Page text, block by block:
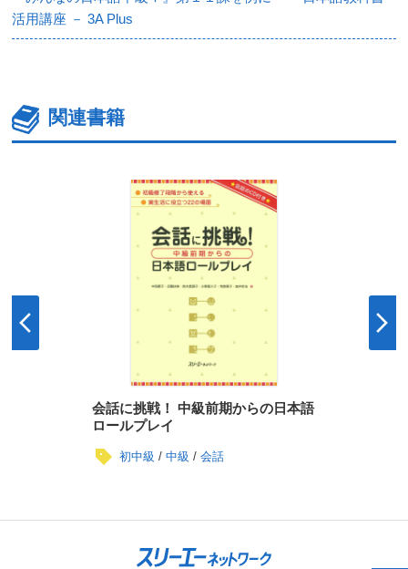
活用講座 － 3A Plus
関連書籍
会話に挑戦！ 中級前期からの日本語
ロールプレイ
初中級 中級 会話